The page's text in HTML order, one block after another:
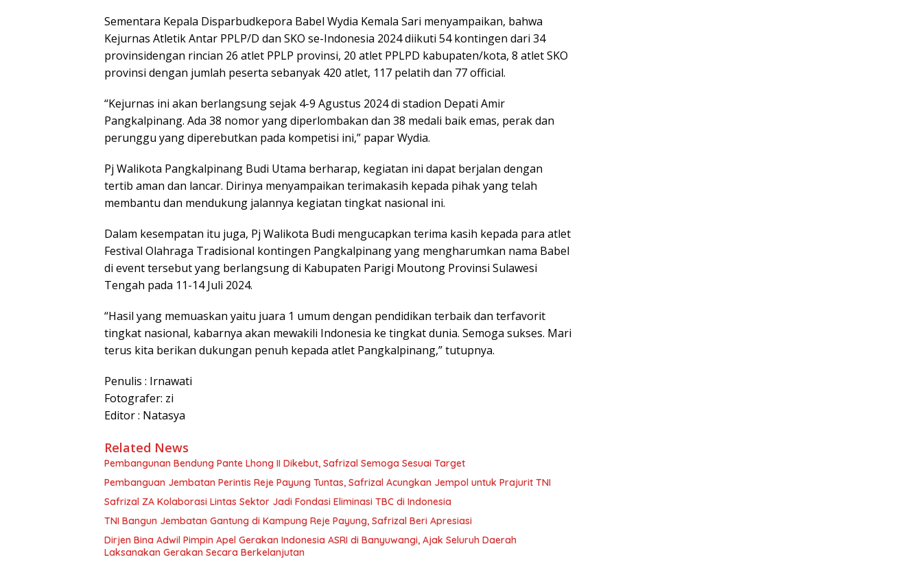
Sementara Kepala Disparbudkepora Babel Wydia Kemala Sari menyampaikan, bahwa
Kejurnas Atletik Antar PPLP/D dan SKO se-Indonesia 2024 diikuti 54 kontingen dari 34
provinsidengan rincian 26 atlet PPLP provinsi, 20 atlet PPLPD kabupaten/kota, 8 atlet SKO
provinsi dengan jumlah peserta sebanyak 420 atlet, 117 pelatih dan 77 official.
“Kejurnas ini akan berlangsung sejak 4-9 Agustus 2024 di stadion Depati Amir
Pangkalpinang. Ada 38 nomor yang diperlombakan dan 38 medali baik emas, perak dan
perunggu yang diperebutkan pada kompetisi ini,” papar Wydia.
Pj Walikota Pangkalpinang Budi Utama berharap, kegiatan ini dapat berjalan dengan
tertib aman dan lancar. Dirinya menyampaikan terimakasih kepada pihak yang telah
membantu dan mendukung jalannya kegiatan tingkat nasional ini.
Dalam kesempatan itu juga, Pj Walikota Budi mengucapkan terima kasih kepada para atlet
Festival Olahraga Tradisional kontingen Pangkalpinang yang mengharumkan nama Babel
di event tersebut yang berlangsung di Kabupaten Parigi Moutong Provinsi Sulawesi
Tengah pada 11-14 Juli 2024.
“Hasil yang memuaskan yaitu juara 1 umum dengan pendidikan terbaik dan terfavorit
tingkat nasional, kabarnya akan mewakili Indonesia ke tingkat dunia. Semoga sukses. Mari
terus kita berikan dukungan penuh kepada atlet Pangkalpinang,” tutupnya.
Penulis : Irnawati
Fotografer: zi
Editor : Natasya
Related News
Pembangunan Bendung Pante Lhong II Dikebut, Safrizal Semoga Sesuai Target
Pembanguan Jembatan Perintis Reje Payung Tuntas, Safrizal Acungkan Jempol untuk Prajurit TNI
Safrizal ZA Kolaborasi Lintas Sektor Jadi Fondasi Eliminasi TBC di Indonesia
TNI Bangun Jembatan Gantung di Kampung Reje Payung, Safrizal Beri Apresiasi
Dirjen Bina Adwil Pimpin Apel Gerakan Indonesia ASRI di Banyuwangi, Ajak Seluruh Daerah
Laksanakan Gerakan Secara Berkelanjutan